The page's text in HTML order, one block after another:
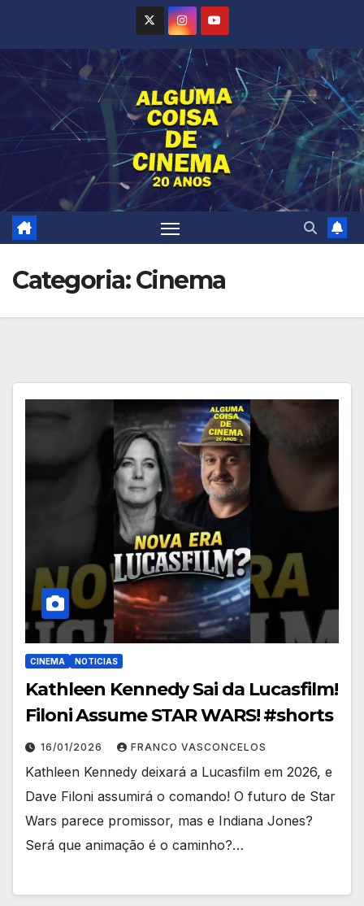
Categoria:Cinema
CINEMA NOTICIAS
Kathleen Kennedy Sai da Lucasfilm!
Filoni Assume STAR WARS! #shorts
16/01/2026 FRANCO VASCONCELOS
Kathleen Kennedy deixará a Lucasfilm em 2026, e
Dave Filoni assumirá o comando! O futuro de Star
Wars parece promissor, mas e Indiana Jones?
Será que animação é o caminho?…